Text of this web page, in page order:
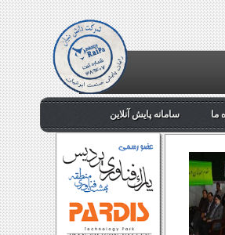
ما سامانه پایش آنلاین